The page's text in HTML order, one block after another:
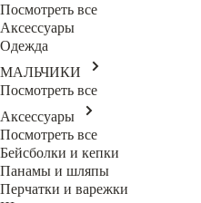
Посмотреть все
Аксессуары
Одежда
МАЛЬЧИКИ
Посмотреть все
Аксессуары
Посмотреть все
Бейсболки и кепки
Панамы и шляпы
Перчатки и варежки